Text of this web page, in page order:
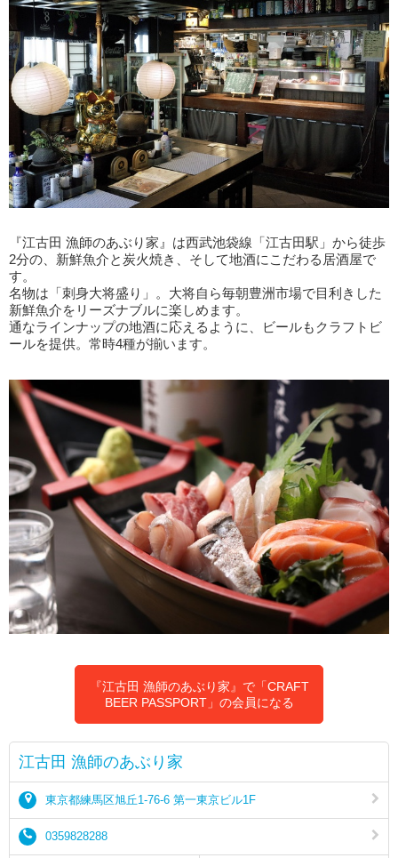
『江古田 漁師のあぶり家』は西武池袋線「江古田駅」から徒歩
2分の、新鮮魚介と炭火焼き、そして地酒にこだわる居酒屋で
す。
名物は「刺身大将盛り」。大将自ら毎朝豊洲市場で目利きした
新鮮魚介をリーズナブルに楽しめます。
通なラインナップの地酒に応えるように、ビールもクラフトビ
ールを提供。常時4種が揃います。
『江古田 漁師のあぶり家』で「CRAFT
BEER PASSPORT」の会員になる
江古田 漁師のあぶり家
東京都練馬区旭丘1-76-6 第一東京ビル1F
0359828288